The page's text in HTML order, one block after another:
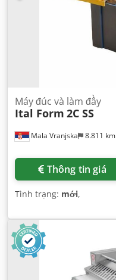
Mala Vranjska 8.811 km
Máy đúc và làm đầy
Ital Form 2C SS
Thông tin giá
Tình trạng: mới,